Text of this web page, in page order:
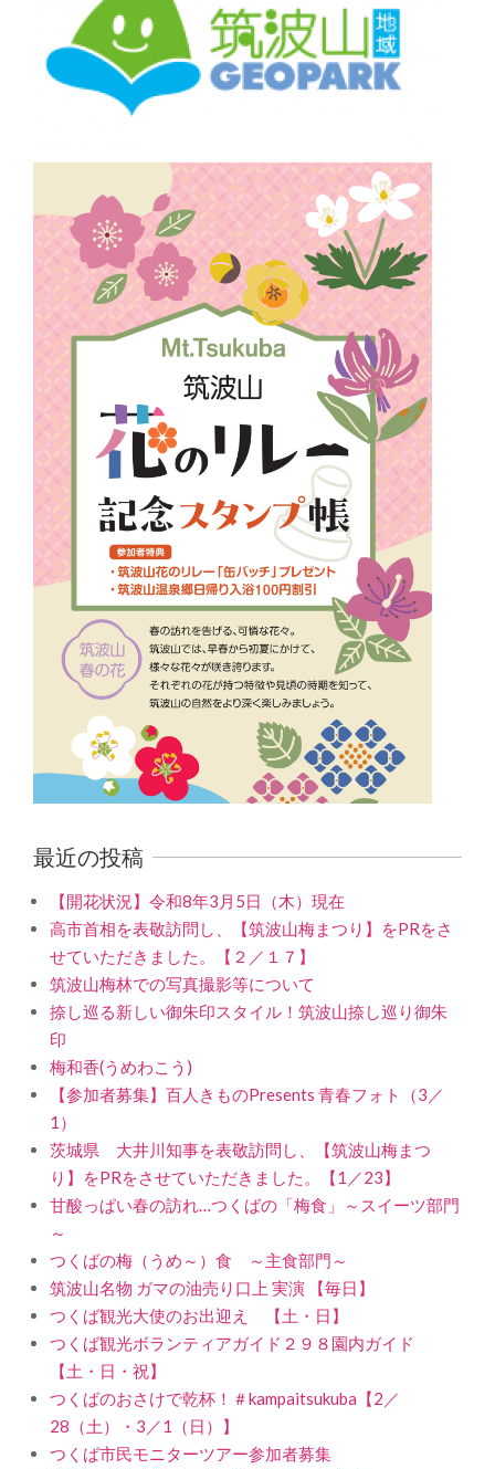
最近の投稿
【開花状況】令和8年3月5日（木）現在
高市首相を表敬訪問し、【筑波山梅まつり】をPRをさ
せていただきました。【２／１７】
筑波山梅林での写真撮影等について
捺し巡る新しい御朱印スタイル！筑波山捺し巡り御朱
印
梅和香(うめわこう)
【参加者募集】百人きものPresents 青春フォト（3／
1）
茨城県 大井川知事を表敬訪問し、【筑波山梅まつ
り】をPRをさせていただきました。【1／23】
甘酸っぱい春の訪れ…つくばの「梅食」～スイーツ部門
～
つくばの梅（うめ～）食 ～主食部門～
筑波山名物 ガマの油売り口上 実演 【毎日】
つくば観光大使のお出迎え 【土・日】
つくば観光ボランティアガイド２９８園内ガイド
【土・日・祝】
つくばのおさけで乾杯！＃kampaitsukuba【2／
28（土）・3／1（日）】
つくば市民モニターツアー参加者募集